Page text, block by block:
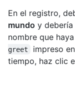
En el registro,
mundo y
nombre que
greet
impreso
tiempo, haz clic